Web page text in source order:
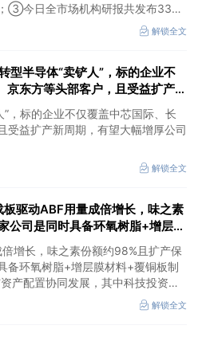
③今日全市场机构研报共发布334
家公司获得首度覆盖，其中欧圣电
覆盖；④在个股机构关注度排行
解锁全文
型半导体“卖铲人”，标的企业不
东方等头部客户，且受益扩产新
归母净利润；周策略：市场情绪
，标的企业不仅覆盖中芯国际、长
受益扩产新周期，有望大幅增厚公司
暖并重拾上行趋势。
解锁全文
板驱动ABF用量成倍增长，味之素
公司是同时具备环氧树脂+增层膜
公司科技投资重点项目包括月之
增长，味之素份额约98%且扩产保
备环氧树脂+增层膜材料+覆铜板制
配置协同发展，其中科技投资覆
包括月之暗面、DeepSeek等，资产
解锁全文